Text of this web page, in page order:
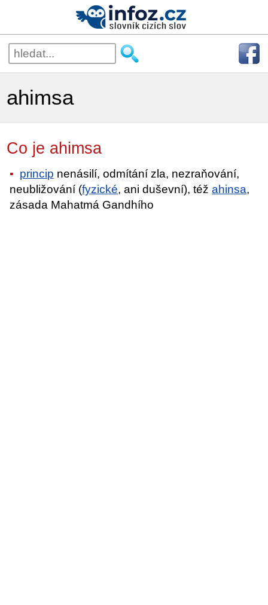
ahimsa
Co je ahimsa
princip nenásilí, odmítání zla, nezraňování,
neubližování (fyzické, ani duševní), téžahinsa,
zásada Mahatmá Gandhího